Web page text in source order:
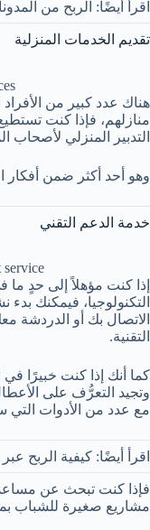
اقرأ أيضًا: الربح من
تقديم الخدمات المنزلية
هناك عدد كبير من
منازلهم، فإذا كنت
التدبير المنزلي
وهو أحد أكثر ضمن أفكار
خدمة الدعم التقني
service
إذا كنت مؤهلاً إلى حدٍ ما
التكنولوجيا، فيمكنك
الاتصال بك أو
التقنية.
كما أنك إذا كنت خبيرًا في
وتجيد التعرُّف على
مع عدد من الأدوات التي
اقرأ أيضًا: كيفية الربح عبر
فإذا كنت تبحث عن
مشاريع صغيرة للشباب